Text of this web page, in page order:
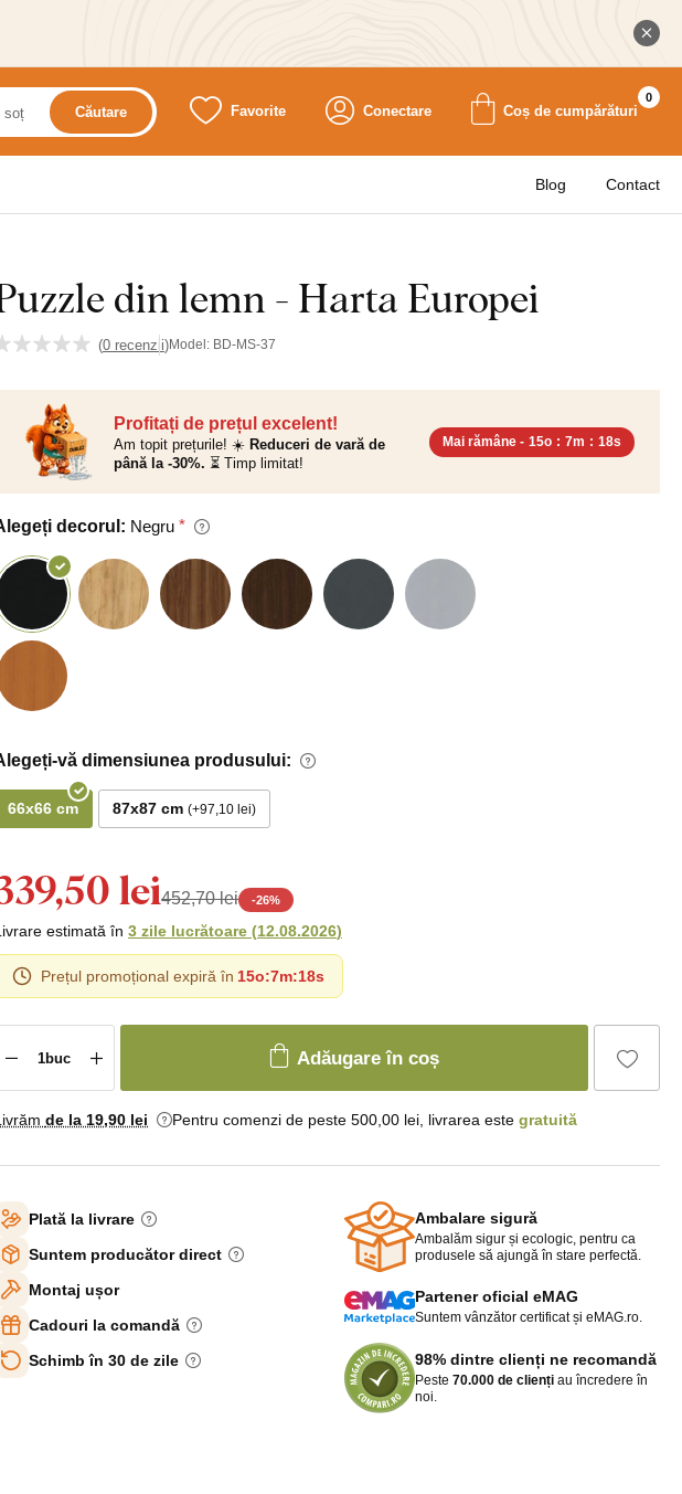
Căutare Favorite Conectare Coș de cumpărături
0
Blog Contact
din lemn - Harta Europei
(0 recenzii)Model: BD-MS-37
Profitați de prețul excelent!
Am topit prețurile! ☀️ Reduceri de vară de
până la -30%. ⏳ Timp limitat!
Mai rămâne - 15o : 7m : 17s
decorul: Negru
vă dimensiunea produsului:
66x66 cm 87x87 cm +97,10 lei
lei452,70 lei -26%
estimată în 3 zile lucrătoare (12.08.2026)
Prețul promoțional expiră în 15o:7m:17s
Adăugare în coș
de la 19,90 lei Pentru comenzi de peste 500,00 lei, livrarea este gratuită
Plată la livrare
Suntem producător direct
Montaj ușor
Cadouri la comandă
Schimb în 30 de zile
Ambalare sigură
Ambalăm sigur și ecologic, pentru ca
produsele să ajungă în stare perfectă.
Partener oficial eMAG
Suntem vânzător certificat și eMAG.ro.
98% dintre clienți ne recomandă
Peste 70.000 de clienți au încredere în
noi.